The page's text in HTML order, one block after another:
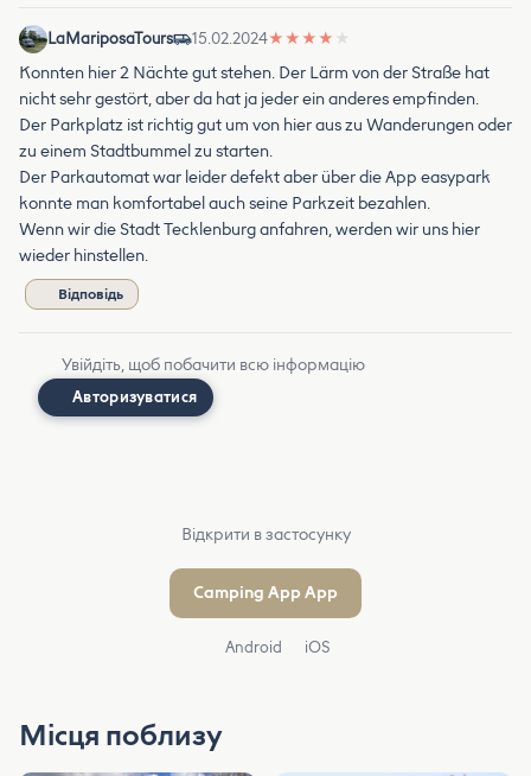
LaMariposaTours 15.02.2024★ ★ ★ ★ ★
Konnten hier 2 Nächte gut stehen. Der Lärm von der Straße hat
nicht sehr gestört, aber da hat ja jeder ein anderes empfinden.
Der Parkplatz ist richtig gut um von hier aus zu Wanderungen oder
zu einem Stadtbummel zu starten.
Der Parkautomat war leider defekt aber über die App easypark
konnte man komfortabel auch seine Parkzeit bezahlen.
Wenn wir die Stadt Tecklenburg anfahren, werden wir uns hier
wieder hinstellen.
Відповідь
Увійдіть, щоб побачити всю інформацію
Авторизуватися
Відкрити в застосунку
Camping App App
Android iOS
Місця поблизу